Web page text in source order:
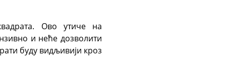
Ово утиче на
и неће дозволити
буду видљивији кроз